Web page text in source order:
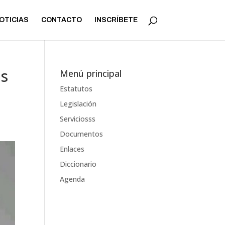
CONTACTO INSCRÍBETE
Menú principal
Estatutos
Legislación
Serviciosss
Documentos
Enlaces
Diccionario
Agenda